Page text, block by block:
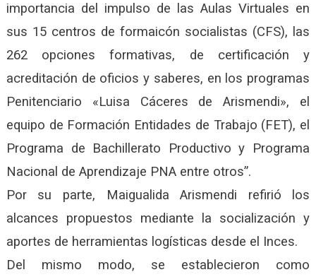
importancia del impulso de las Aulas Virtuales en
sus 15 centros de formaicón socialistas (CFS), las
262 opciones formativas, de certificación y
acreditación de oficios y saberes, en los programas
Penitenciario «Luisa Cáceres de Arismendi», el
equipo de Formación Entidades de Trabajo (FET), el
Programa de Bachillerato Productivo y Programa
Nacional de Aprendizaje PNA entre otros”.
Por su parte, Maigualida Arismendi refirió los
alcances propuestos mediante la socialización y
aportes de herramientas logísticas desde el Inces.
Del mismo modo, se establecieron como